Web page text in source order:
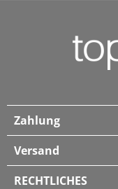
Zahlung
Versand
RECHTLICHES